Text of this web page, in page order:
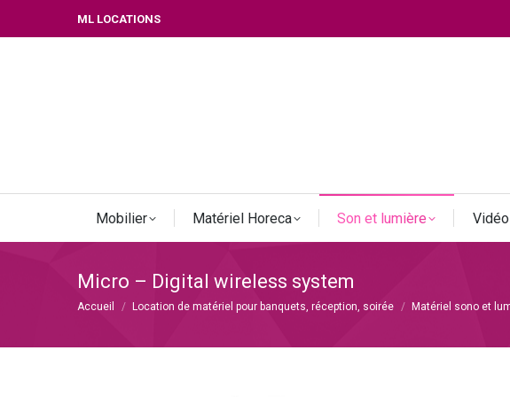
ML LOCATIONS
Mobilier Matériel Horeca Son et lumière Vidéo
Micro – Digital wireless system
Vous êtes ici :
Accueil Location de matériel pour banquets, réception, soirée Matériel sono et